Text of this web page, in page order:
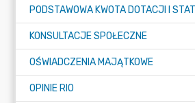
KONSULTACJE SPOŁECZNE
OŚWIADCZENIA MAJĄTKOWE
OPINIE RIO